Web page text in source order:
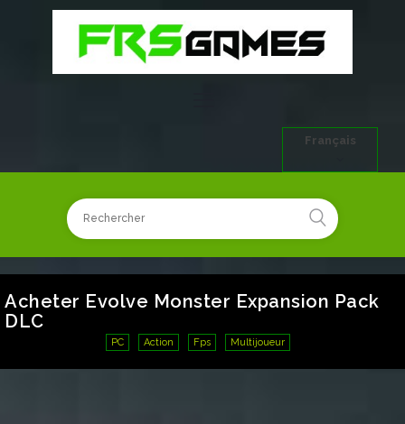
Français
Acheter Evolve Monster Expansion Pack
DLC
PC Action Fps Multijoueur